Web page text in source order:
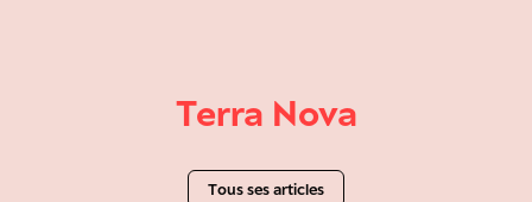
Terra Nova
Tous ses articles